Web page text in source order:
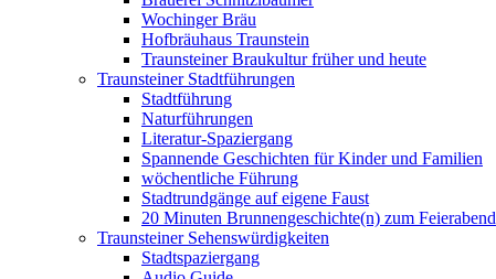
Wochinger Bräu
Hofbräuhaus Traunstein
Traunsteiner Braukultur früher und heute
Traunsteiner Stadtführungen
Stadtführung
Naturführungen
Literatur-Spaziergang
Spannende Geschichten für Kinder und Familien
wöchentliche Führung
Stadtrundgänge auf eigene Faust
20 Minuten Brunnengeschichte(n) zum Feierabend
Traunsteiner Sehenswürdigkeiten
Stadtspaziergang